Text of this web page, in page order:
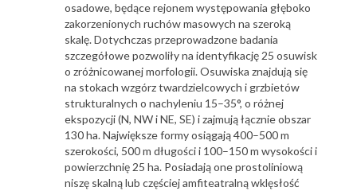
osadowe, będące rejonem występowania głęboko
zakorzenionych ruchów masowych na szeroką
skalę. Dotychczas przeprowadzone badania
szczegółowe pozwoliły na identyfikację 25 osuwisk
o zróżnicowanej morfologii. Osuwiska znajdują się
na stokach wzgórz twardzielcowych i grzbietów
strukturalnych o nachyleniu 15–35°, o różnej
ekspozycji (N, NW i NE, SE) i zajmują łącznie obszar
130 ha. Największe formy osiągają 400–500 m
szerokości, 500 m długości i 100–150 m wysokości i
powierzchnię 25 ha. Posiadają one prostoliniową
niszę skalną lub częściej amfiteatralną wklęsłość